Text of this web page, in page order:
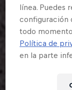
línea. Puedes
configuración
todo
Política de
en la parte